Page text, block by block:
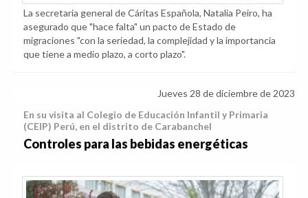
La secretaria general de Cáritas Española, Natalia Peiro, ha
asegurado que "hace falta" un pacto de Estado de
migraciones "con la seriedad, la complejidad y la importancia
que tiene a medio plazo, a corto plazo".
Jueves 28 de diciembre de 2023
En su visita al Colegio de Educación Infantil y Primaria
(CEIP) Perú, en el distrito de Carabanchel
Controles para las bebidas energéticas